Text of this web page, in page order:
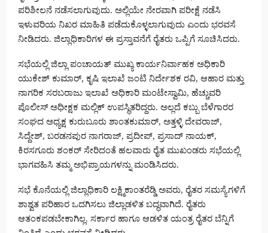
ಪರಿಶೀಲನೆ ನಡೆಸಲಾಗುವುದು. ಅಲ್ಲಿಯೇ ನೇರವಾಗಿ ಪರೀಕ್ಷೆ ನಡೆಸಿ
ಇಳುವರಿಯ ನಿಖರ ಮಾಹಿತಿ ಪಡೆದುಕೊಳ್ಳಲಾಗುವುದು ಎಂದು ಭರವಸೆ
ನೀಡಿದರು. ಜಿಲ್ಲಾಧಿಕಾರಿಗಳ ಈ ಪ್ರಸ್ತಾವನೆಗೆ ರೈತರು ಒಪ್ಪಿಗೆ ಸೂಚಿಸಿದರು.
ಸಭೆಯಲ್ಲಿ ಜಿಲ್ಲಾ ಪಂಚಾಯತ್ ಮುಖ್ಯ ಕಾರ್ಯನಿರ್ವಾಹಕ ಅಧಿಕಾರಿ
ಯುಕೇಶ್ ಕುಮಾರ್, ಕೃಷಿ ಇಲಾಖೆ ಜಂಟಿ ನಿರ್ದೇಶಕ ರವಿ, ಆಹಾರ ಮತ್ತು
ನಾಗರಿಕ ಸರಬರಾಜು ಇಲಾಖೆ ಅಧಿಕಾರಿ ಮಂಟೇಸ್ವಾಮಿ, ಹೆಚ್ಚುವರಿ
ಪೊಲೀಸ್ ಅಧೀಕ್ಷಕ ಮಲ್ಲಿಕ್ ಉಪಸ್ಥಿತರಿದ್ದರು. ಅಲ್ಲದೆ ಕಬ್ಬು ಬೆಳೆಗಾರರ
ಸಂಘದ ಅಧ್ಯಕ್ಷ ಕುರುಬೂರು ಶಾಂತಕುಮಾರ್, ಅತ್ತಳ್ಳಿ ದೇವರಾಜ್,
ಸಿದ್ದೇಶ್, ಬರಡನಪುರ ನಾಗರಾಜ್, ಪ್ರದೀಪ್, ಪ್ರಸಾದ್ ನಾಯಕ್,
ಕಿರಸಗೂರು ಶಂಕರ್ ಸೇರಿದಂತೆ ಹಲವಾರು ರೈತ ಮುಖಂಡರು ಸಭೆಯಲ್ಲಿ
ಭಾಗವಹಿಸಿ ತಮ್ಮ ಅಭಿಪ್ರಾಯಗಳನ್ನು ಮಂಡಿಸಿದರು.
ಸಭೆ ಕೊನೆಯಲ್ಲಿ ಜಿಲ್ಲಾಧಿಕಾರಿ ಲಕ್ಷ್ಮಿಕಾಂತರೆಡ್ಡಿ ಅವರು, ರೈತರ ಸಮಸ್ಯೆಗಳಿಗೆ
ಶಾಶ್ವತ ಪರಿಹಾರ ಒದಗಿಸಲು ಜಿಲ್ಲಾಡಳಿತ ಬದ್ಧವಾಗಿದೆ. ರೈತರು
ಆತಂಕಪಡಬೇಕಾಗಿಲ್ಲ. ಸರ್ಕಾರ ಹಾಗೂ ಆಡಳಿತ ಯಂತ್ರ ರೈತರ ಬೆನ್ನಿಗೆ